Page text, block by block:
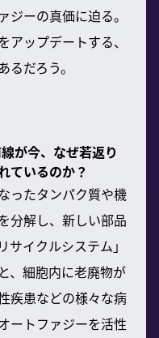
ジーの真価に迫る。
ップデートする、
だろう。
が今、なぜ若返り
ているのか？
ったタンパク質や機
分解し、新しい部品
イクルシステム」
、細胞内に老廃物が
疾患などの様々な病
ートファジーを活性